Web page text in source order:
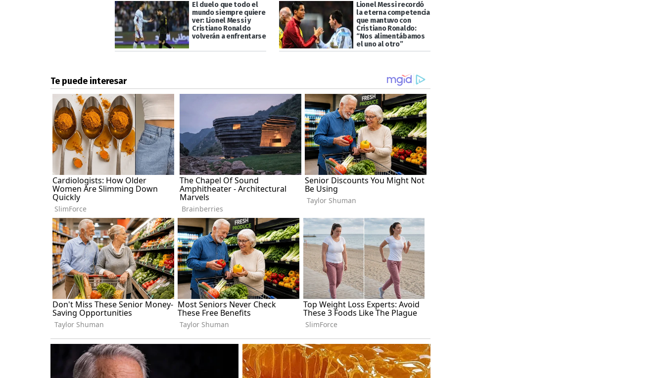
El duelo que todo el
mundo siempre quiere
ver: Lionel Messi y
Cristiano Ronaldo
volverán a enfrentarse
Lionel Messi recordó
la eterna competencia
que mantuvo con
Cristiano Ronaldo:
“Nos alimentábamos
el uno al otro”